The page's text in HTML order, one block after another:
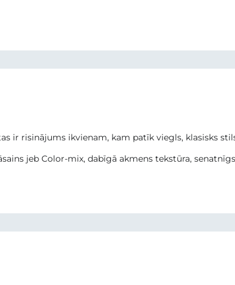
ir risinājums ikvienam, kam patīk viegls, klasisks
jeb Color-mix, dabīgā akmens tekstūra,